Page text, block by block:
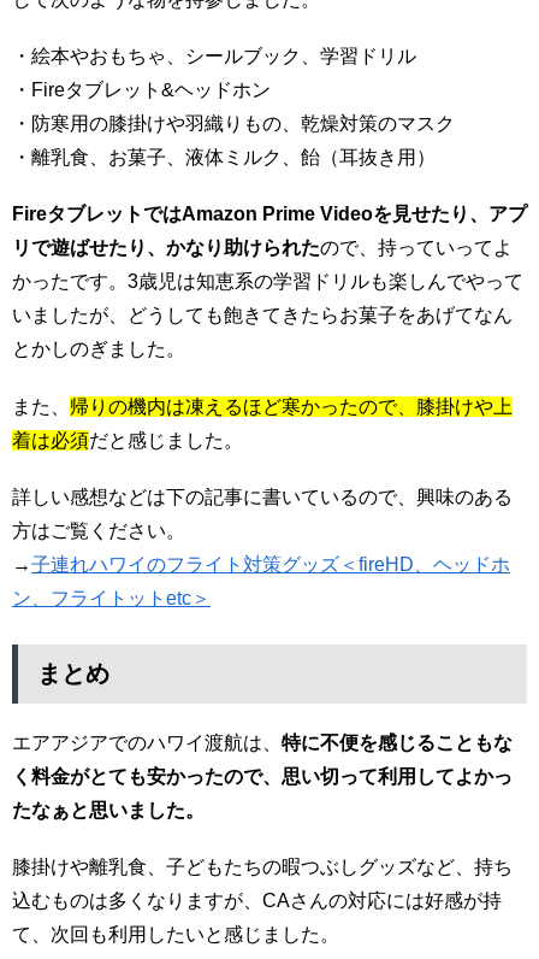
・絵本やおもちゃ、シールブック、学習ドリル
・Fireタブレット&ヘッドホン
・防寒用の膝掛けや羽織りもの、乾燥対策のマスク
・離乳食、お菓子、液体ミルク、飴（耳抜き用）
FireタブレットではAmazon Prime Videoを見せたり、アプ
リで遊ばせたり、かなり助けられたので、持っていってよ
かったです。3歳児は知恵系の学習ドリルも楽しんでやって
いましたが、どうしても飽きてきたらお菓子をあげてなん
とかしのぎました。
また、 帰りの機内は凍えるほど寒かったので、膝掛けや上
着は必須だと感じました。
詳しい感想などは下の記事に書いているので、興味のある
方はご覧ください。
→子連れハワイのフライト対策グッズ＜fireHD、ヘッドホ
ン、フライトットetc＞
まとめ
エアアジアでのハワイ渡航は、 特に不便を感じることもな
く料金がとても安かったので、思い切って利用してよかっ
たなぁと思いました。
膝掛けや離乳食、子どもたちの暇つぶしグッズなど、持ち
込むものは多くなりますが、CAさんの対応には好感が持
て、次回も利用したいと感じました。